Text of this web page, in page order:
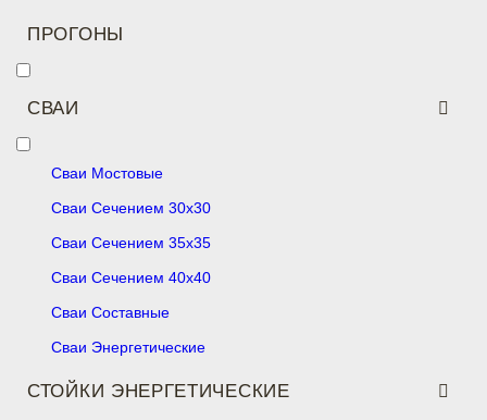
ПРОГОНЫ
СВАИ
Сваи Мостовые
Сваи Сечением 30х30
Сваи Сечением 35х35
Сваи Сечением 40х40
Сваи Составные
Сваи Энергетические
СТОЙКИ ЭНЕРГЕТИЧЕСКИЕ